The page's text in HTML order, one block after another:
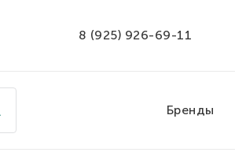
8 (925) 926-69-11
Бренды